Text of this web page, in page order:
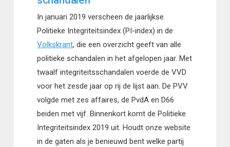
In januari 2019 verscheen de jaarlijkse
Politieke Integriteitsindex (PI-index) in de
Volkskrant, die een overzicht geeft van alle
politieke schandalen in het afgelopen jaar. Met
twaalf integriteitsschandalen voerde de VVD
voor het zesde jaar op rij de lijst aan. De PVV
volgde met zes affaires, de PvdA en D66
beiden met vijf. Binnenkort komt de Politieke
Integriteitsindex 2019 uit. Houdt onze website
in de gaten als je benieuwd bent welke partij